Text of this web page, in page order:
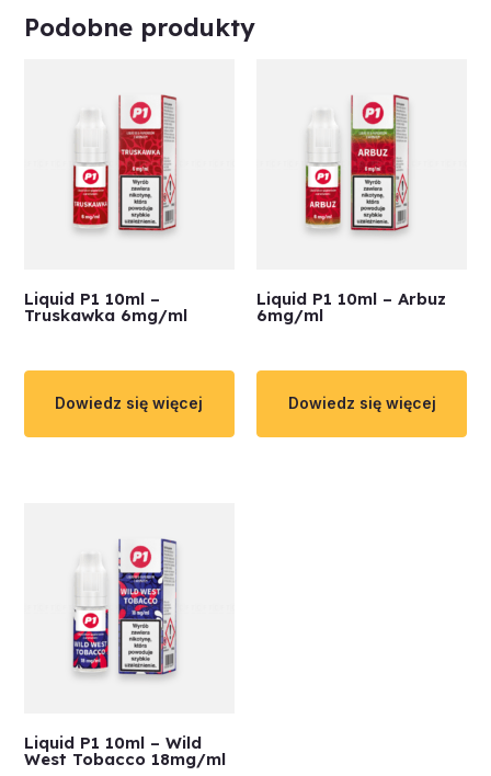
Podobne produkty
Liquid P1 10ml –
Truskawka 6mg/ml
Dowiedz się więcej
Liquid P1 10ml – Arbuz
6mg/ml
Dowiedz się więcej
Liquid P1 10ml – Wild
West Tobacco 18mg/ml